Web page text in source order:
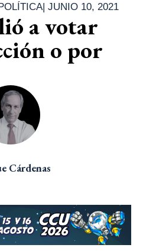
| JUNIO 10, 2021
a votar
o por
Cárdenas